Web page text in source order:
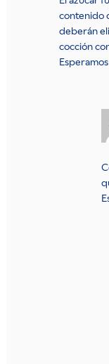
contenido
deberán
cocción